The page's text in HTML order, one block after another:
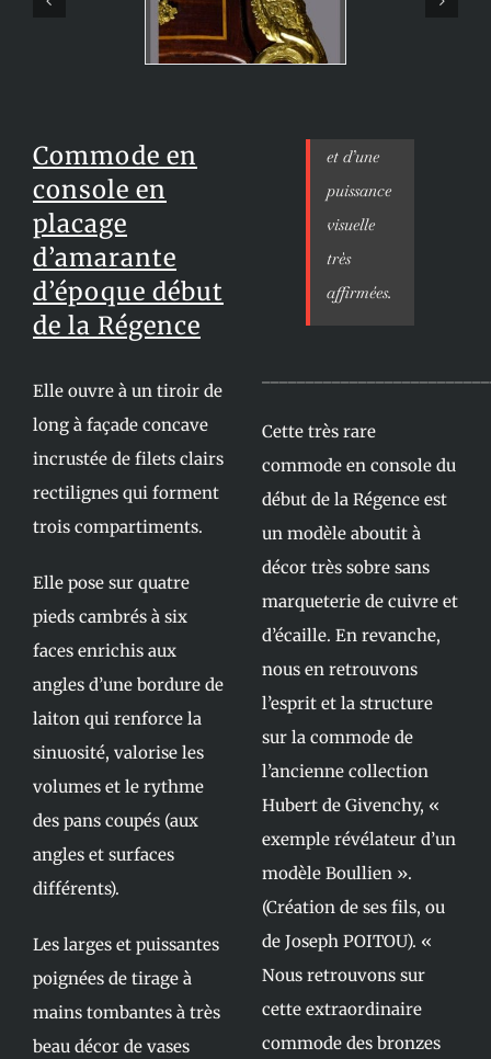
Commode en
console en
placage
d’amarante
d’époque début
de la Régence
Elle ouvre à un tiroir de
long à façade concave
incrustée de filets clairs
rectilignes qui forment
trois compartiments.
Elle pose sur quatre
pieds cambrés à six
faces enrichis aux
angles d’une bordure de
laiton qui renforce la
sinuosité, valorise les
volumes et le rythme
des pans coupés (aux
angles et surfaces
différents).
Les larges et puissantes
poignées de tirage à
mains tombantes à très
beau décor de vases
et d’une
puissance
visuelle
très
affirmées.
Cette très rare
commode en console du
début de la Régence est
un modèle aboutit à
décor très sobre sans
marqueterie de cuivre et
d’écaille. En revanche,
nous en retrouvons
l’esprit et la structure
sur la commode de
l’ancienne collection
Hubert de Givenchy, «
exemple révélateur d’un
modèle Boullien ».
(Création de ses fils, ou
de Joseph POITOU). «
Nous retrouvons sur
cette extraordinaire
commode des bronzes